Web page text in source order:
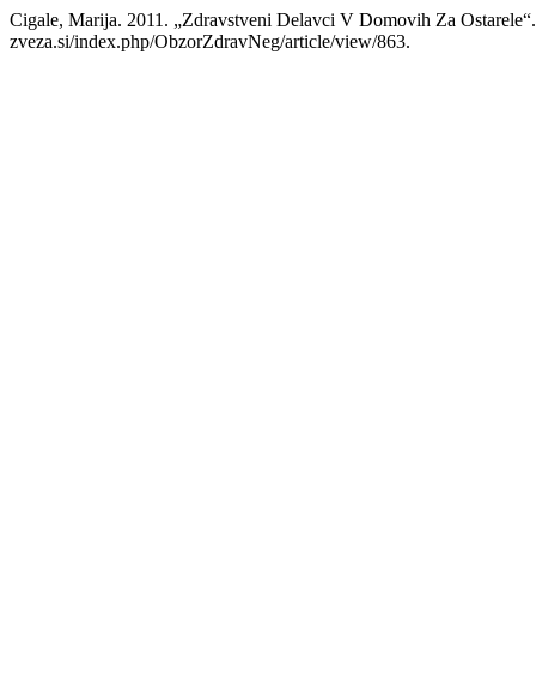
Cigale, Marija. 2011. „Zdravstveni Delavci V Domovih Za
zveza.si/index.php/ObzorZdravNeg/article/view/863.